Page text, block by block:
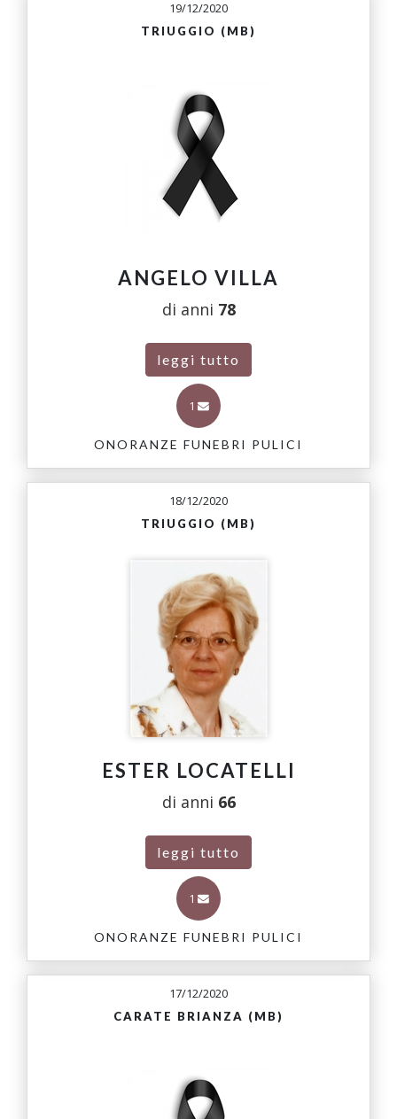
19/12/2020
TRIUGGIO (MB)
ANGELO VILLA
di anni 78
leggi tutto
1
ONORANZE FUNEBRI PULICI
18/12/2020
TRIUGGIO (MB)
ESTER LOCATELLI
di anni 66
leggi tutto
1
ONORANZE FUNEBRI PULICI
17/12/2020
CARATE BRIANZA (MB)